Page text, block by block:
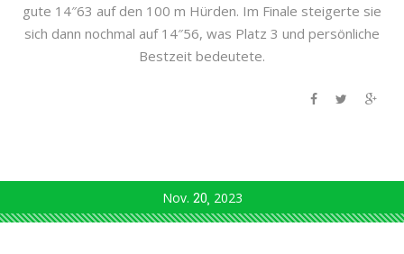
gute 14″63 auf den 100 m Hürden. Im Finale steigerte sie
sich dann nochmal auf 14″56, was Platz 3 und persönliche
Bestzeit bedeutete.
Nov. 20 2023